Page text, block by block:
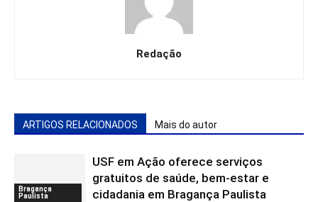
Redação
ARTIGOS RELACIONADOS Mais do autor
Bragança
Paulista
USF em Ação oferece serviços
gratuitos de saúde, bem-estar e
cidadania em Bragança Paulista